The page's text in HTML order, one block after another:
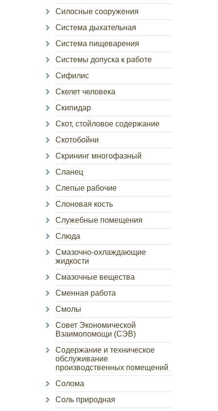
Силосные сооружения
Система дыхательная
Система пищеварения
Системы допуска к работе
Сифилис
Скелет человека
Скипидар
Скот, стойловое содержание
Скотобойни
Скрининг многофазный
Сланец
Слепые рабочие
Слоновая кость
Служебные помещения
Слюда
Смазочно-охлаждающие
жидкости
Смазочные вещества
Сменная работа
Смолы
Совет Экономической
Взаимопомощи (СЭВ)
Содержание и техническое
обслуживание
производственных помещений
Солома
Соль природная